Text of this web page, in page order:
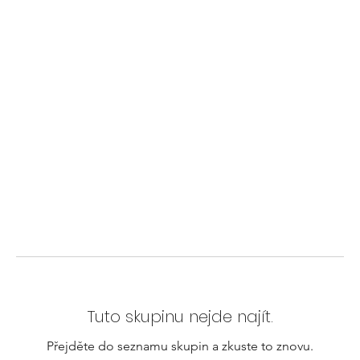
Tuto skupinu nejde najít.
Přejděte do seznamu skupin a zkuste to znovu.